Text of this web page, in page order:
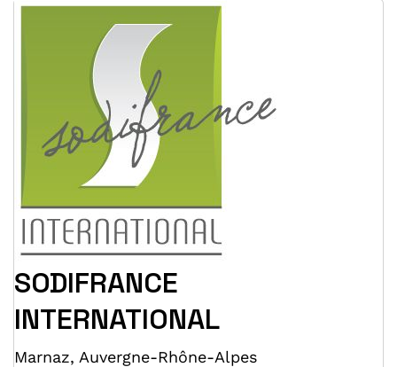
SODIFRANCE
INTERNATIONAL
Marnaz, Auvergne-Rhône-Alpes